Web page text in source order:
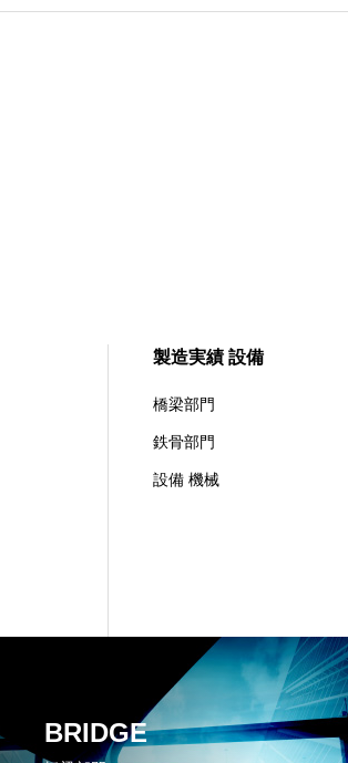
製造実績 設備
橋梁部門
鉄骨部門
設備 機械
BRIDGE